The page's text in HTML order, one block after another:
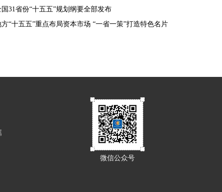
国31省份“十五五”规划纲要全部发布
方“十五五”重点布局资本市场 “一省一策”打造特色名片
微信公众号